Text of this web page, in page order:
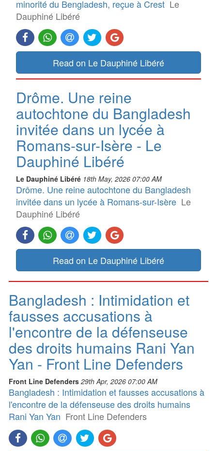
minorité du Bengladesh, reçue à Crest Le
Dauphiné Libéré
Read on Le Dauphiné Libéré
Drôme. Une reine
autochtone du Bangladesh
invitée dans un lycée à
Romans-sur-Isère - Le
Dauphiné Libéré
Le Dauphiné Libéré 18th May, 2026 07:00 AM
Drôme. Une reine autochtone du Bangladesh
invitée dans un lycée à Romans-sur-Isère Le
Dauphiné Libéré
Read on Le Dauphiné Libéré
Bangladesh : Intimidation et
fausses accusations à
l'encontre de la défenseuse
des droits humains Rani Yan
Yan - Front Line Defenders
Front Line Defenders 29th Apr, 2026 07:00 AM
Bangladesh : Intimidation et fausses accusations à
l'encontre de la défenseuse des droits humains
Rani Yan Yan Front Line Defenders